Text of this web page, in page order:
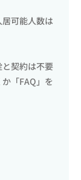
可能人数は
契約は不要
「FAQ」を